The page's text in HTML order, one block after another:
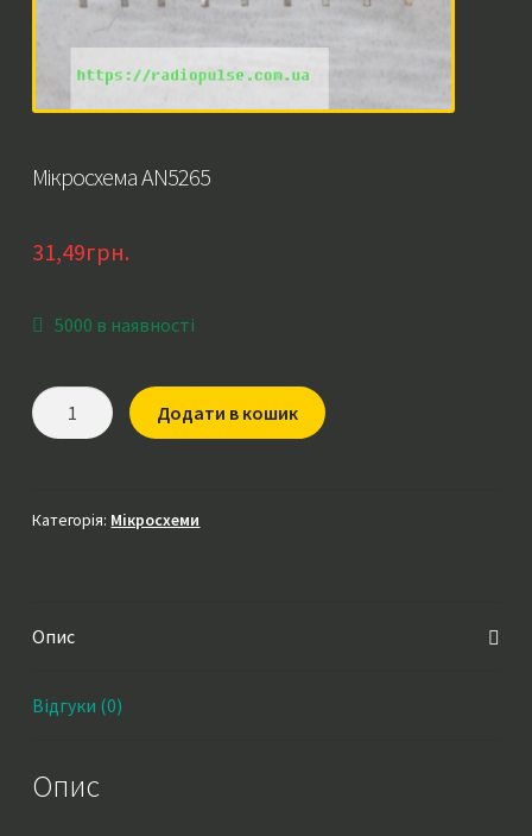
Мікросхема AN5265
31,49грн.
5000 в наявності
Мікросхема
AN5265
Додати в кошик
Категорія: Мікросхеми
Опис
Відгуки (0)
Опис